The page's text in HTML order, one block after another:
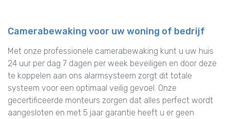
Camerabewaking voor uw woning of bedrijf
Met onze professionele camerabewaking kunt u uw huis
24 uur per dag 7 dagen per week beveiligen en door deze
te koppelen aan ons alarmsysteem zorgt dit totale
systeem voor een optimaal veilig gevoel. Onze
gecertificeerde monteurs zorgen dat alles perfect wordt
aangesloten en met 5 jaar garantie heeft u er geen